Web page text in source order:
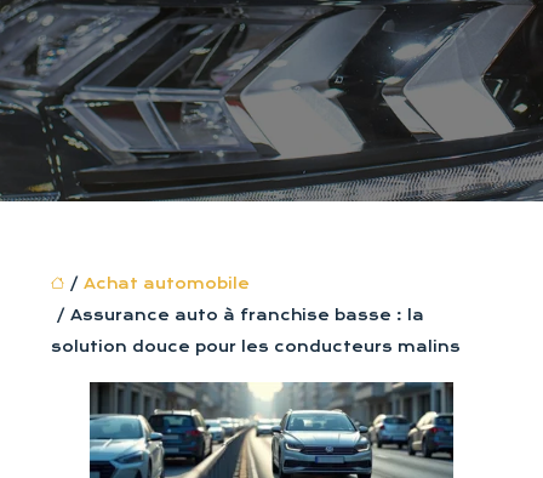
/ Achat automobile
/ Assurance auto à franchise basse : la
solution douce pour les conducteurs malins